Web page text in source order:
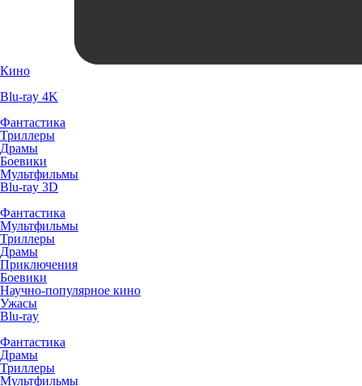
Кино
Blu-ray 4K
Фантастика
Триллеры
Драмы
Боевики
Мультфильмы
Blu-ray 3D
Фантастика
Мультфильмы
Триллеры
Драмы
Приключения
Боевики
Научно-популярное кино
Ужасы
Blu-ray
Фантастика
Драмы
Триллеры
Мультфильмы